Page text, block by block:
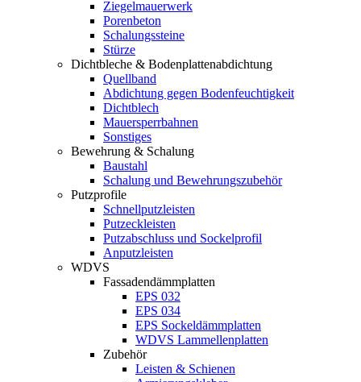
Ziegelmauerwerk
Porenbeton
Schalungssteine
Stürze
Dichtbleche & Bodenplattenabdichtung
Quellband
Abdichtung gegen Bodenfeuchtigkeit
Dichtblech
Mauersperrbahnen
Sonstiges
Bewehrung & Schalung
Baustahl
Schalung und Bewehrungszubehör
Putzprofile
Schnellputzleisten
Putzeckleisten
Putzabschluss und Sockelprofil
Anputzleisten
WDVS
Fassadendämmplatten
EPS 032
EPS 034
EPS Sockeldämmplatten
WDVS Lammellenplatten
Zubehör
Leisten & Schienen